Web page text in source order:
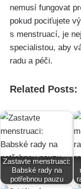
nemusí fungovat
pokud pociťujete
s menstruací, je
specialistou, aby
radu a péči.
Related Posts:
Zastavte menstruaci:
Babské rady na
potřebnou pauzu